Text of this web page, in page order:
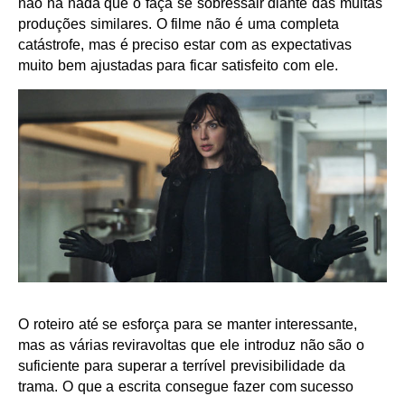
não há nada que o faça se sobressair diante das muitas
produções similares. O filme não é uma completa
catástrofe, mas é preciso estar com as expectativas
muito bem ajustadas para ficar satisfeito com ele.
O roteiro até se esforça para se manter interessante,
mas as várias reviravoltas que ele introduz não são o
suficiente para superar a terrível previsibilidade da
trama. O que a escrita consegue fazer com sucesso